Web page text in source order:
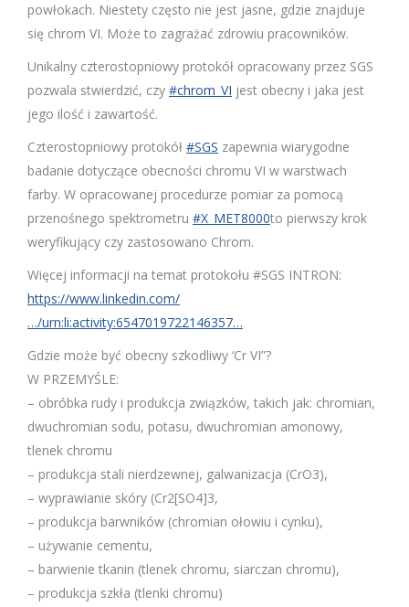
powłokach. Niestety często nie jest jasne, gdzie znajduje
się chrom VI. Może to zagrażać zdrowiu pracowników.
Unikalny czterostopniowy protokół opracowany przez SGS
pozwala stwierdzić, czy #chrom_VI jest obecny i jaka jest
jego ilość i zawartość.
Czterostopniowy protokół #SGS zapewnia wiarygodne
badanie dotyczące obecności chromu VI w warstwach
farby. W opracowanej procedurze pomiar za pomocą
przenośnego spektrometru #X_MET8000to pierwszy krok
weryfikujący czy zastosowano Chrom.
Więcej informacji na temat protokołu #SGS INTRON:
https://www.linkedin.com/
…/urn:li:activity:6547019722146357…
Gdzie może być obecny szkodliwy ‘Cr VI”?
W PRZEMYŚLE:
– obróbka rudy i produkcja związków, takich jak: chromian,
dwuchromian sodu, potasu, dwuchromian amonowy,
tlenek chromu
– produkcja stali nierdzewnej, galwanizacja (CrO3),
– wyprawianie skóry (Cr2[SO4]3,
– produkcja barwników (chromian ołowiu i cynku),
– używanie cementu,
– barwienie tkanin (tlenek chromu, siarczan chromu),
– produkcja szkła (tlenki chromu)